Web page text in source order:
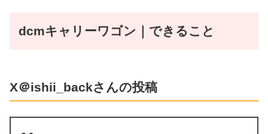
dcmキャリーワゴン｜できること
X＠ishii_backさんの投稿